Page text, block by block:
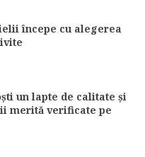
începe cu alegerea
un lapte de calitate și
merită verificate pe